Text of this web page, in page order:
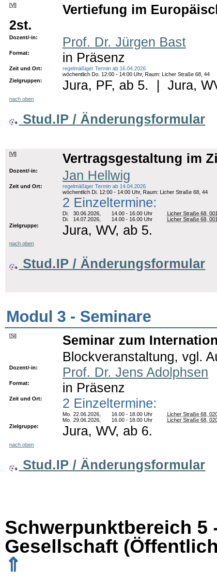
[Vl]
Vertiefung im
2st.
Dozent/-in: Prof. Dr. Jürgen Bast
Format: in Präsenz
Zeit und Ort:
regelmäßiger Termin ab 16.04.2026
wöchentlich Do. 12:00 - 14:00 Uhr, Raum: Licher Straße 68, 44
Zielgruppen:
Jura, PF, ab 5. | Jura,
nach oben
Stud.IP / Änderungsformular
[Vl] Vertragsgestaltung im
Dozent/-in: Jan Hellwig
Zeit und Ort:
regelmäßiger Termin ab 14.04.2026
wöchentlich Di. 12:00 - 14:00 Uhr, Raum: Licher Straße 68, 44
2 Einzeltermine:
Di. 30.06.2026, 14.00 - 16.00 Uhr
Licher Straße 68,
Di.
14.07.2026, 14.00 - 16.00 Uhr
Licher Straße 68,
Zielgruppe:
Jura, WV, ab 5.
nach oben
Stud.IP / Änderungsformular
Modul 3 - Seminare
[Si]
Seminar zum
Blockveranstaltung, vgl.
Dozent/-in: Prof. Dr. Jens Adolphsen
Format: in Präsenz
Zeit und Ort: 2 Einzeltermine:
Mo. 22.06.2026, 16.00 - 18.00 Uhr
Licher Straße 68,
Mo.
29.06.2026, 16.00 - 18.00 Uhr
Licher Straße 68,
Zielgruppe:
Jura, WV, ab 6.
nach oben
Stud.IP / Änderungsformular
Schwerpunktbereich 5
Gesellschaft
⇑